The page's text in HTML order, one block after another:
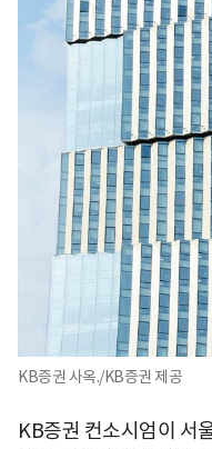
KB증권 사옥./KB증권 제공
KB증권 컨소시엄이 서